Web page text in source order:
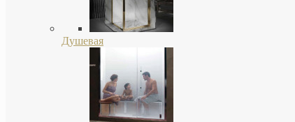
Душевая